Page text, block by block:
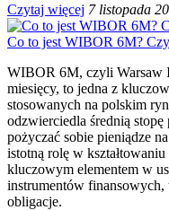
Czytaj więcej 7 listopada
Co to jest WIBOR 6M?
WIBOR 6M, czyli Warsaw
miesięcy, to jedna z
stosowanych na polskim
odzwierciedla średnią
pożyczać sobie pieniądze
istotną rolę w
kluczowym elementem w
instrumentów
obligacje.